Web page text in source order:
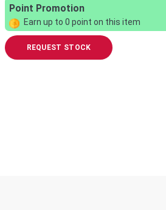
Point Promotion
Earn up to 0 point on this item
REQUEST STOCK